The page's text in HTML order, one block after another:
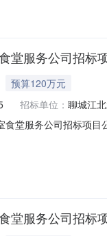
堂服务公司招标
预算120万元
招标单位： 聊城江
食堂服务公司招标项
（北京时间）前
堂服务公司招标